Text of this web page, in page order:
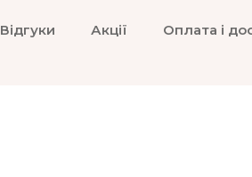
Відгуки Акції Оплата і